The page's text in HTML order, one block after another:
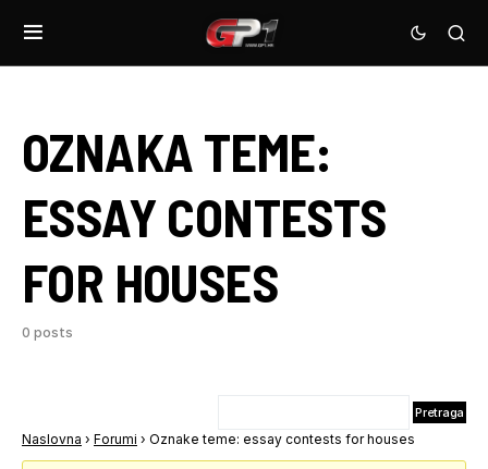
OZNAKA TEME:
ESSAY CONTESTS
FOR HOUSES
0 posts
Naslovna › Forumi › Oznake teme: essay contests for houses